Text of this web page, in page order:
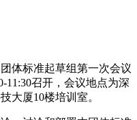
体标准起草组第一次会议
11:30召开，会议地点为深
大厦10楼培训室。